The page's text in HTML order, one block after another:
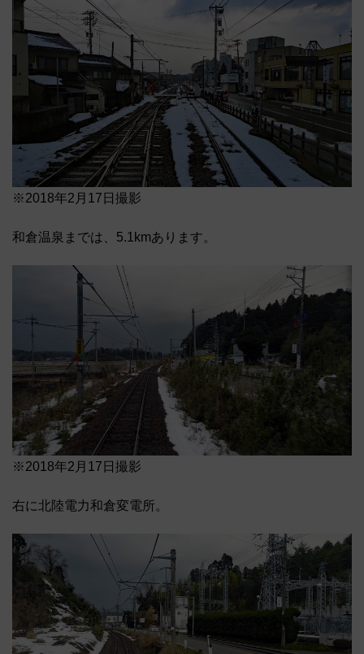
※2018年2月17日撮影
和倉温泉までは、5.1kmあります。
※2018年2月17日撮影
右に北陸電力和倉変電所。